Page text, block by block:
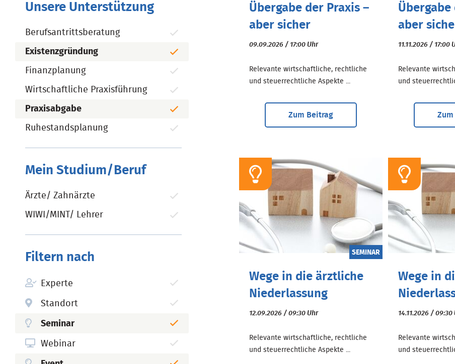
Unsere Unterstützung
Berufsantrittsberatung
Existenzgründung
Finanzplanung
Wirtschaftliche Praxisführung
Praxisabgabe
Ruhestandsplanung
Mein Studium/Beruf
Ärzte/ Zahnärzte
WIWI/MINT/ Lehrer
Filtern nach
Experte
Standort
Seminar
Webinar
Übergabe der Praxis –
aber sicher
09.09.2026 / 17:00 Uhr
Relevante wirtschaftliche, rechtliche
und steuerrechtliche Aspekte ...
Zum Beitrag
Übergabe
aber
11.11.2026 / 17:00
Relevante
und
SEMINAR
Wege in die ärztliche
Niederlassung
12.09.2026 / 09:30 Uhr
Relevante wirtschaftliche, rechtliche
und steuerrechtliche Aspekte ...
Wege in
14.11.2026 / 09:30
Relevante
und